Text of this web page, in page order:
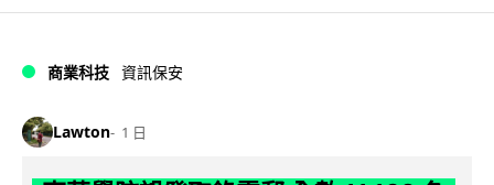
商業科技 資訊保安
Lawton 1 日